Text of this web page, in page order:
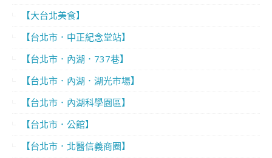
【大台北美食】
【台北市．中正紀念堂站】
【台北市．內湖．737巷】
【台北市．內湖．湖光市場】
【台北市．內湖科學園區】
【台北市．公館】
【台北市．北醫信義商圈】